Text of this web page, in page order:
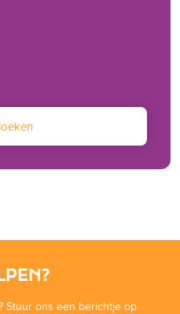
Stuur ons een berichtje op